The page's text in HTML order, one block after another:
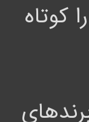
کوتاه